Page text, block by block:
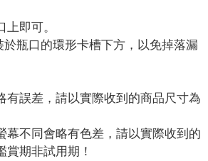
即可。
瓶口的環形卡槽下方，以免掉落漏
有誤差，請以實際收到的商品尺寸為
幕不同會略有色差，請以實際收到的
賞期非試用期！